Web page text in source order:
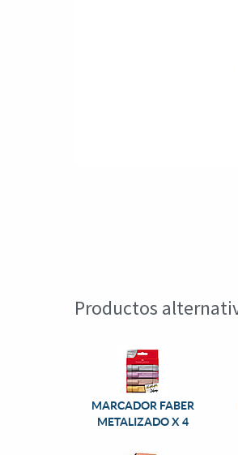
Productos
MARCADOR FABER
METALIZADO X 4